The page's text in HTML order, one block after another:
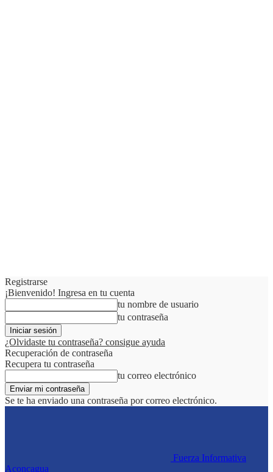
Registrarse
¡Bienvenido! Ingresa en tu cuenta
tu nombre de usuario
tu contraseña
¿Olvidaste tu contraseña? consigue ayuda
Recuperación de contraseña
Recupera tu contraseña
tu correo electrónico
Se te ha enviado una contraseña por correo electrónico.
Fuerza Informativa
Aconcagua